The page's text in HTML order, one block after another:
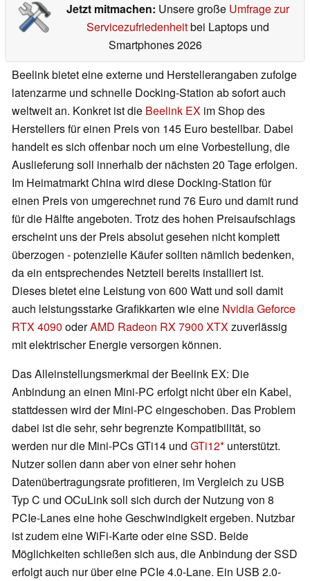
Jetzt mitmachen: Unsere große Umfrage zur
Servicezufriedenheitbei Laptops und
Smartphones 2026
Beelink bietet eine externe und Herstellerangaben zufolge
latenzarme und schnelle Docking-Station ab sofort auch
weltweit an. Konkret ist die Beelink EX im Shop des
Herstellers für einen Preis von 145 Euro bestellbar. Dabei
handelt es sich offenbar noch um eine Vorbestellung, die
Auslieferung soll innerhalb der nächsten 20 Tage erfolgen.
Im Heimatmarkt China wird diese Docking-Station für
einen Preis von umgerechnet rund 76 Euro und damit rund
für die Hälfte angeboten. Trotz des hohen Preisaufschlags
erscheint uns der Preis absolut gesehen nicht komplett
überzogen - potenzielle Käufer sollten nämlich bedenken,
da ein entsprechendes Netzteil bereits installiert ist.
Dieses bietet eine Leistung von 600 Watt und soll damit
auch leistungsstarke Grafikkarten wie eine Nvidia Geforce
RTX 4090 oderAMD Radeon RX 7900 XTXzuverlässig
mit elektrischer Energie versorgen können.
Das Alleinstellungsmerkmal der Beelink EX: Die
Anbindung an einen Mini-PC erfolgt nicht über ein Kabel,
stattdessen wird der Mini-PC eingeschoben. Das Problem
dabei ist die sehr, sehr begrenzte Kompatibilität, so
werden nur die Mini-PCs GTi14 und GTi12 unterstützt.
Nutzer sollen dann aber von einer sehr hohen
Datenübertragungsrate profitieren, im Vergleich zu USB
Typ C und OCuLink soll sich durch der Nutzung von 8
PCIe-Lanes eine hohe Geschwindigkeit ergeben. Nutzbar
ist zudem eine WiFi-Karte oder eine SSD. Beide
Möglichkeiten schließen sich aus, die Anbindung der SSD
erfolgt auch nur über eine PCIe 4.0-Lane. Ein USB 2.0-